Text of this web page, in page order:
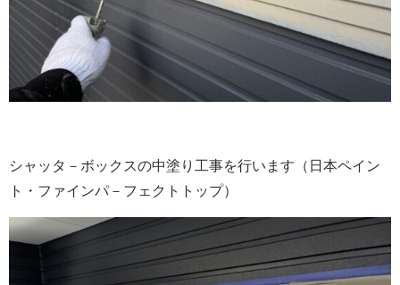
シャッタ－ボックスの中塗り工事を行います（日本ペイン
ト・ファインパ－フェクトトップ）